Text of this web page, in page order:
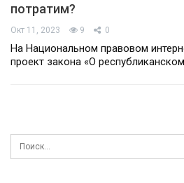
потратим?
Окт 11, 2023 9 0
На Национальном правовом
проект закона «О